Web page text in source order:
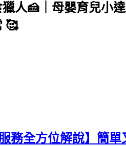
人🍰｜母嬰育兒小
🥰
務全方位解說】簡